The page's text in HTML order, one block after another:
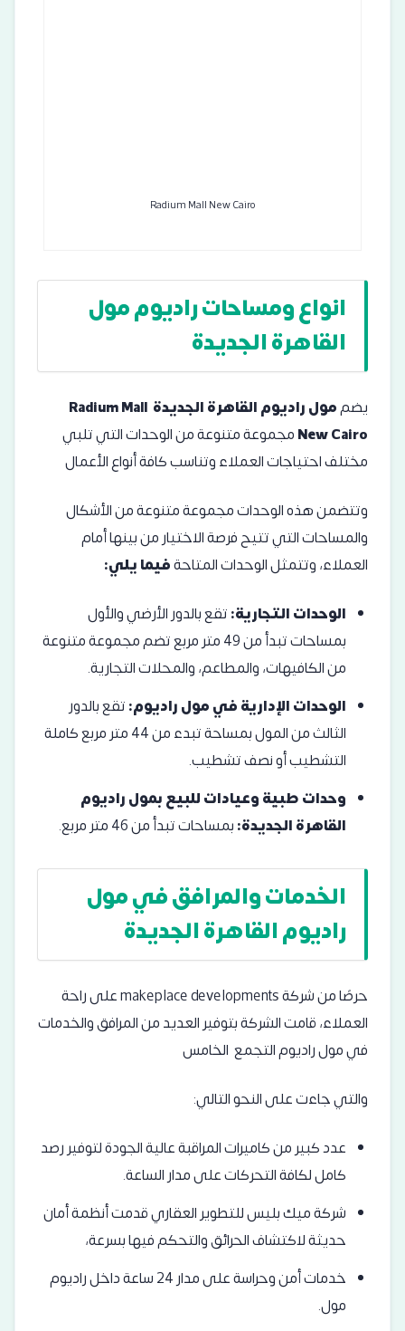
Radium Mall New Cairo
انواع ومساحات راديوم مول
القاهرة الجديدة
يضممول راديوم القاهرة الجديدة Radium Mall
New Cairoمجموعة متنوعة من الوحدات التي تلبي
مختلف احتياجات العملاء وتناسب كافة أنواع الأعمال
وتتضمن هذه الوحدات مجموعة متنوعة من الأشكال
والمساحات التي تتيح فرصة الاختيار من بينها أمام
العملاء، وتتمثل الوحدات المتاحةفيما يلي:
الوحدات التجارية:تقع بالدور الأرضي والأول
بمساحات تبدأ من 49 متر مربع تضم مجموعة متنوعة
من الكافيهات، والمطاعم، والمحلات التجارية.
الوحدات الإدارية في مول راديوم:تقع بالدور
الثالث من المول بمساحة تبدء من 44 متر مربع كاملة
التشطيب أو نصف تشطيب.
وحدات طبية وعيادات للبيع بمول راديوم
القاهرة الجديدة:بمساحات تبدأ من 46 متر مربع.
الخدمات والمرافق في مول
راديوم القاهرة الجديدة
حرصًا من شركة makeplace developments على راحة
العملاء، قامت الشركة بتوفير العديد من المرافق والخدمات
في مول راديوم التجمع الخامس
والتي جاءت على النحو التالي:
عدد كبير من كاميرات المراقبة عالية الجودة لتوفير رصد
كامل لكافة التحركات على مدار الساعة.
شركة ميك بليس للتطوير العقاري قدمت أنظمة أمان
حديثة لاكتشاف الحرائق والتحكم فيها بسرعة،
خدمات أمن وحراسة على مدار 24 ساعة داخل راديوم
مول.